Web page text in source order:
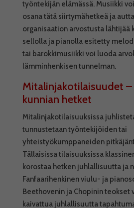
työntekijän elämässä. Musiikki
osana tätä siirtymähetkeä ja
organisaation arvostusta lähtijää
sellolla ja pianolla esitetty
tai barokkimusiikki voi luoda
lämminhenkisen tunnelman.
Mitalinjakotilaisuudet –
kunnian hetket
Mitalinjakotilaisuuksissa
tunnustetaan työntekijöiden tai
yhteistyökumppaneiden
Tällaisissa tilaisuuksissa
korostaa hetken juhlallisuutta ja
Fanfaarihenkinen viulu- ja
Beethovenin ja Chopinin teokset
kaivattua juhlallisuutta